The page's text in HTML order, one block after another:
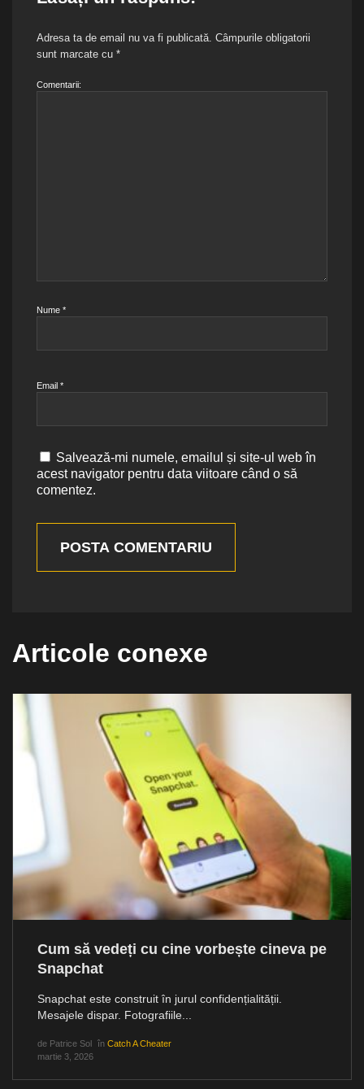
Adresa ta de email nu va fi publicată. Câmpurile obligatorii
sunt marcate cu *
Comentarii:
Nume *
Email *
Salvează-mi numele, emailul și site-ul web în
acest navigator pentru data viitoare când o să
comentez.
POSTA COMENTARIU
Articole conexe
Cum să vedeți cu cine vorbește cineva pe
Snapchat
Snapchat este construit în jurul confidențialității.
Mesajele dispar. Fotografiile...
de Patrice Sol în Catch A Cheater
martie 3, 2026